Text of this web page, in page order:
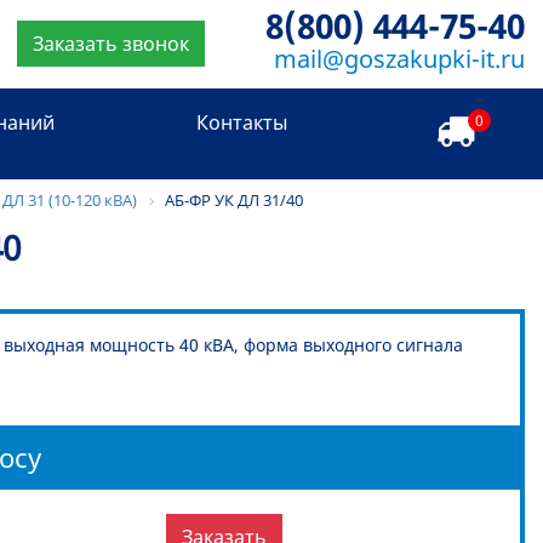
Заказать звонок 8(800) 444-75-40
mail@goszakupki-it.ru
0
Контакты
31 (10-120 кВА) АБ-ФР УК ДЛ 31/40
мощность 40 кВА, форма выходного сигнала
Заказать